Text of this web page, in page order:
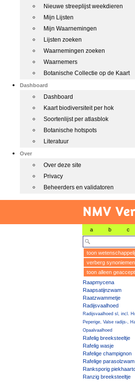
Nieuwe streeplijst weekdieren
Mijn Lijsten
Mijn Waarnemingen
Lijsten zoeken
Waarnemingen zoeken
Waarnemers
Botanische Collectie op de Kaart
Dashboard
Dashboard
Kaart biodiversiteit per hok
Soortenlijst per atlasblok
Botanische hotspots
Literatuur
Over
Over deze site
Privacy
Beheerders en validatoren
NMV
a b c
toon
verberg synoniemen
toon alleen
Raapmycena
Raapsatijnzwam
Raatzwammetje
Radijsvaalhoed
Radijsvaalhoed sl, incl.
Peperige, Valse radijs-,
Opaalvaalhoed
Rafelig breeksteeltje
Rafelig wasje
Rafelige champignon
Rafelige parasolzwam
Ranksporig
Ranzig breeksteeltje